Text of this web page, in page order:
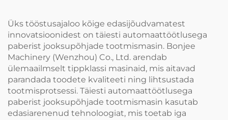
Üks tööstusajaloo kõige edasijõudvamatest
innovatsioonidest on täiesti automaattöötlusega
paberist jooksupõhjade tootmismasin. Bonjee
Machinery (Wenzhou) Co., Ltd. arendab
ülemaailmselt tippklassi masinaid, mis aitavad
parandada toodete kvaliteeti ning lihtsustada
tootmisprotsessi. Täiesti automaattöötlusega
paberist jooksupõhjade tootmismasin kasutab
edasiarenenud tehnoloogiat, mis toetab iga